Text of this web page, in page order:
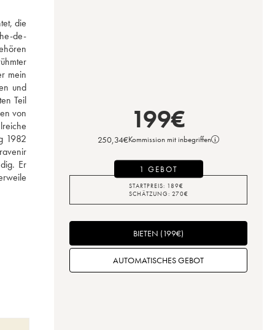
die
de-
mein
und
Teil
von
1982
Er
199€
250,34€Kommission mit inbegriffen
1 GEBOT
STARTPREIS: 189€
SCHÄTZUNG: 270€
BIETEN (199€)
AUTOMATISCHES GEBOT